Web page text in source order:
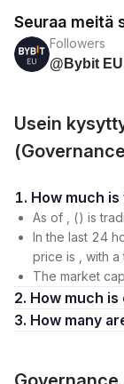
Seuraa meitä
Followers
@Bybit EU
Usein
As of , () is
In the last 24
price is , with a
The market
2. How much
3.